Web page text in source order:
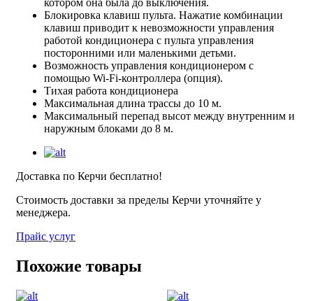
Блокировка клавиш пульта. Нажатие комбинации
клавиш приводит к невозможности управления
работой кондиционера с пульта управления
посторонними или маленькими детьми.
Возможность управления кондиционером с
помощью Wi-Fi-контроллера (опция).
Тихая работа кондиционера
Максимальная длина трассы до 10 м.
Максимальный перепад высот между внутренним и
наружным блоками до 8 м.
Доставка по Керчи бесплатно!
Стоимость доставки за пределы Керчи уточняйте у
менеджера.
Прайс услуг
Похожие товары